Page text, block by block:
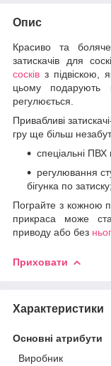
Опис
Красиво та
затискачів для
сосків з підвіскою,
цьому подарують
регулюється.
Привабливі
гру ще більш
спеціальні
регулювання
бігунка по затиску;
Пограйте з кожною
прикраса може
приводу або без
Приховати
Характеристики
Основні атрибути
Виробник